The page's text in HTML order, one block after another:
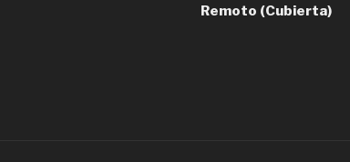
entradas
Remoto (Cubierta)